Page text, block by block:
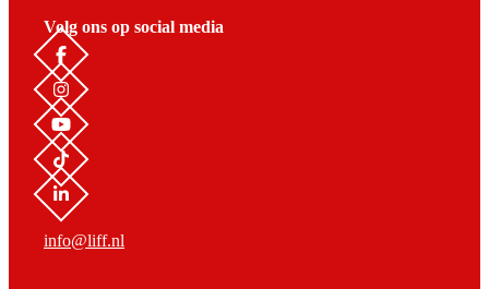
Volg ons op social media
info@liff.nl